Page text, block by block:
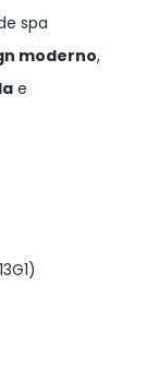
spa
moderno,
e